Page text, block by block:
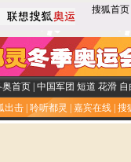
搜狐首页
奥首页| 中国军团 短道 花滑 自
出击 聆听都灵 嘉宾在线 搜